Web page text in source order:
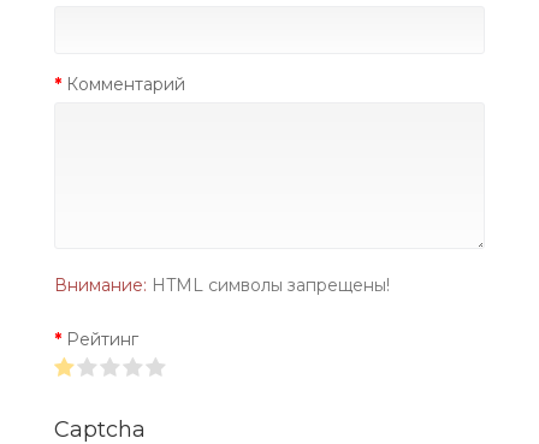
Комментарий
Внимание: HTML символы запрещены!
Рейтинг
Captcha